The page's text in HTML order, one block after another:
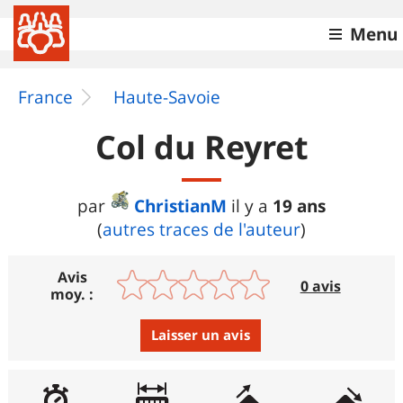
Menu
France Haute-Savoie
Col du Reyret
par ChristianM il y a 19 ans
(autres traces de l'auteur)
Avis
moy. :
0 avis
Laisser un avis